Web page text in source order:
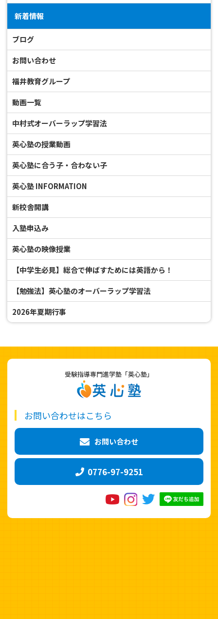
新着情報
ブログ
お問い合わせ
福井教育グループ
動画一覧
中村式オーバーラップ学習法
英心塾の授業動画
英心塾に合う子・合わない子
英心塾 INFORMATION
新校舎開講
入塾申込み
英心塾の映像授業
【中学生必見】総合で伸ばすためには英語から！
【勉強法】英心塾のオーバーラップ学習法
2026年夏期行事
受験指導専門進学塾「英心塾」
お問い合わせはこちら
お問い合わせ
0776-97-9251